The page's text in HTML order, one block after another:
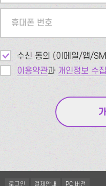
휴대폰 번호
수신 동의 (이메일/앱/
이용약관과 개인정보 수
로그인 결제안내 PC 버전